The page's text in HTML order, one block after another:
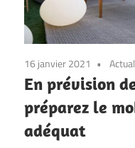
16 janvier 2021
En prévision
préparez le
adéquat